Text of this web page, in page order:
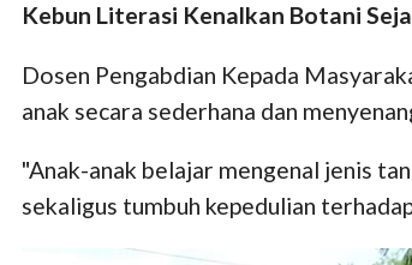
Kebun Literasi Kenalkan Botani
Dosen Pengabdian Kepada
anak secara sederhana dan
"Anak-anak belajar mengenal jenis
sekaligus tumbuh kepedulian